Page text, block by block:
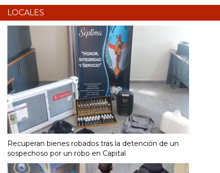
LOCALES
Recuperan bienes robados tras la detención de un
sospechoso por un robo en Capital